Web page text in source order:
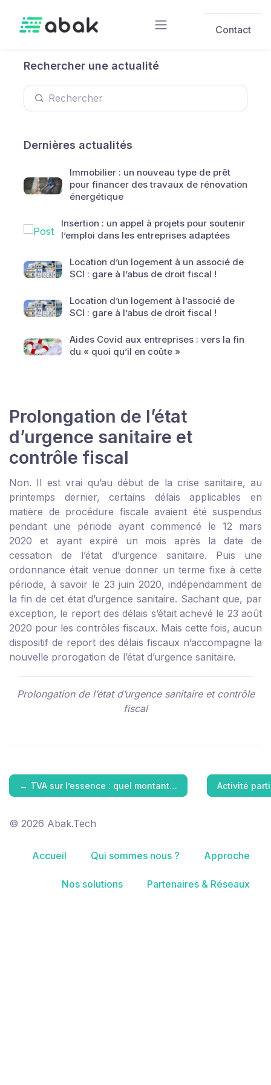
Contact
Rechercher une actualité
Dernières actualités
Immobilier : un nouveau type de prêt
pour financer des travaux de rénovation
énergétique
Insertion : un appel à projets pour soutenir
l’emploi dans les entreprises adaptées
Location d’un logement à un associé de
SCI : gare à l’abus de droit fiscal !
Location d’un logement à l’associé de
SCI : gare à l’abus de droit fiscal !
Aides Covid aux entreprises : vers la fin
du « quoi qu’il en coûte »
Prolongation de l’état
d’urgence sanitaire et
contrôle fiscal
Non. Il est vrai qu’au début de la crise sanitaire, au
printemps dernier, certains délais applicables en
matière de procédure fiscale avaient été suspendus
pendant une période ayant commencé le 12 mars
2020 et ayant expiré un mois après la date de
cessation de l’état d’urgence sanitaire. Puis une
ordonnance était venue donner un terme fixe à cette
période, à savoir le 23 juin 2020, indépendamment de
la fin de cet état d’urgence sanitaire. Sachant que, par
exception, le report des délais s’était achevé le 23 août
2020 pour les contrôles fiscaux. Mais cette fois, aucun
dispositif de report des délais fiscaux n’accompagne la
nouvelle prorogation de l’état d’urgence sanitaire.
Prolongation de l’état d’urgence sanitaire et contrôle
fiscal
← TVA sur l’essence : quel montant… Activité
© 2026 Abak.Tech
Accueil Qui sommes nous ? Approche
Nos solutions Partenaires & Réseaux